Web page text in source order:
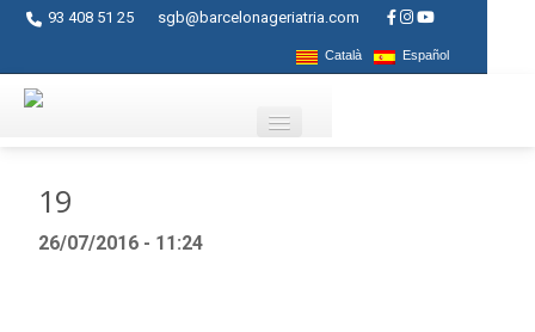
93 408 51 25 sgb@barcelonageriatria.com
Català Español
Serveis
19
26/07/2016 - 11:24